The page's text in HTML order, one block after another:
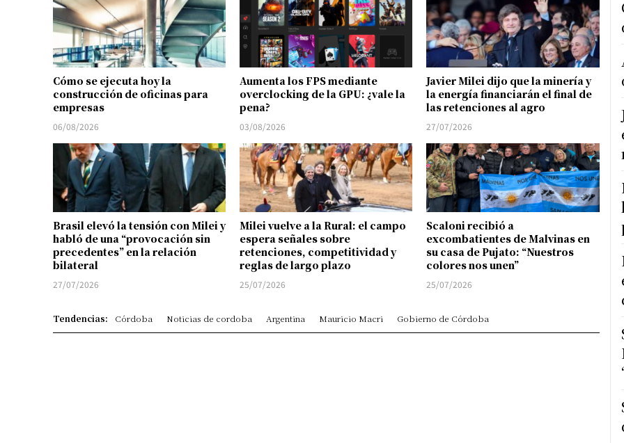
Cómo se ejecuta hoy la
construcción de oficinas para
empresas
06/08/2026
Aumenta los FPS mediante
overclocking de la GPU: ¿vale la
pena?
03/08/2026
Javier Milei dijo que la minería y
la energía financiarán el final de
las retenciones al agro
27/07/2026
Brasil elevó la tensión con Milei y
habló de una “provocación sin
precedentes” en la relación
bilateral
27/07/2026
Milei vuelve a la Rural: el campo
espera señales sobre
retenciones, competitividad y
reglas de largo plazo
25/07/2026
Scaloni recibió a
excombatientes de Malvinas en
su casa de Pujato: “Nuestros
colores nos unen”
25/07/2026
Tendencias: Córdoba Noticias de cordoba Argentina Mauricio Macri Gobierno de Córdoba